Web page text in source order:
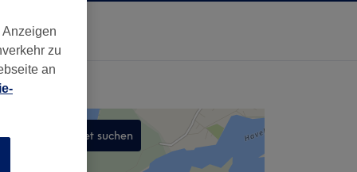
In diesem Gebiet suchen
zu
an